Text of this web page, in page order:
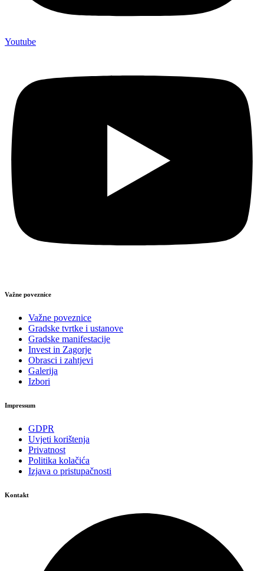
Youtube
Važne poveznice
Važne poveznice
Gradske tvrtke i ustanove
Gradske manifestacije
Invest in Zagorje
Obrasci i zahtjevi
Galerija
Izbori
Impressum
GDPR
Uvjeti korištenja
Privatnost
Politika kolačića
Izjava o pristupačnosti
Kontakt